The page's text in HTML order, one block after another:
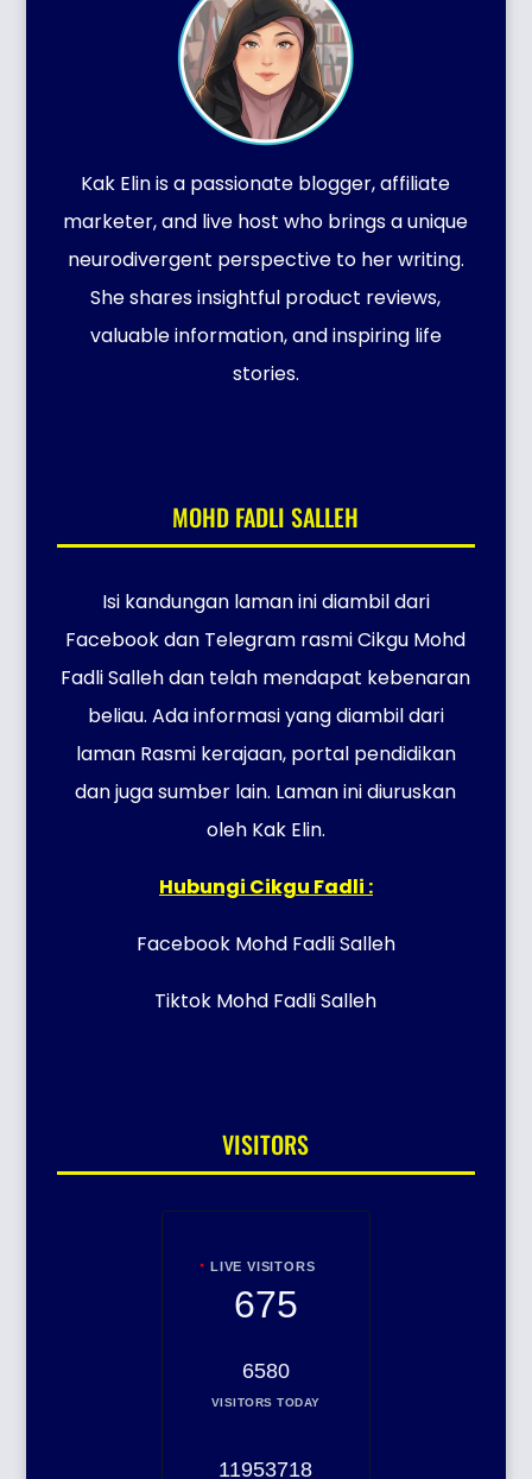
Kak Elin is a passionate blogger, affiliate
marketer, and live host who brings a unique
neurodivergent perspective to her writing.
She shares insightful product reviews,
valuable information, and inspiring life
stories.
MOHD FADLI SALLEH
Isi kandungan laman ini diambil dari
Facebook dan Telegram rasmi Cikgu Mohd
Fadli Salleh dan telah mendapat kebenaran
beliau. Ada informasi yang diambil dari
laman Rasmi kerajaan, portal pendidikan
dan juga sumber lain. Laman ini diuruskan
oleh Kak Elin.
Hubungi Cikgu Fadli :
Facebook Mohd Fadli Salleh
Tiktok Mohd Fadli Salleh
VISITORS
LIVE VISITORS
675
6580
VISITORS TODAY
11953718